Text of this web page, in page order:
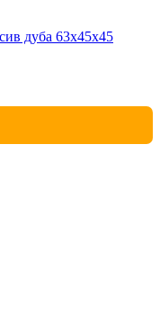
дуба 63х45х45